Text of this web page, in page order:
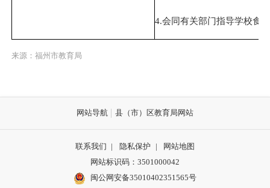
4.会同有关部门指导学校食
来源：福州市教育局
网站导航 县（市）区教育局网站
联系我们 | 隐私保护 |
网站地图
网站标识码：3501000042
闽公网安备35010402351565号